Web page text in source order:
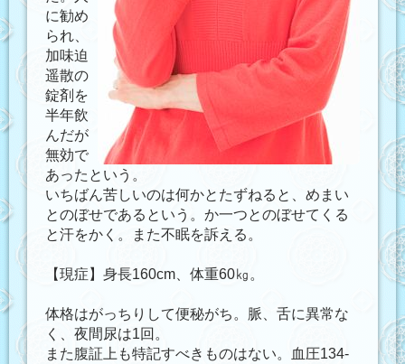
に勧め
られ、
加味迫
遥散の
錠剤を
半年飲
んだが
無効で
あったという。
いちばん苦しいのは何かとたずねると、めまい
とのぼせであるという。か一つとのぼせてくる
と汗をかく。また不眠を訴える。
【現症】身長160cm、体重60㎏。
体格はがっちりして便秘がち。脈、舌に異常な
く、夜間尿は1回。
また腹証上も特記すべきものはない。血圧134-